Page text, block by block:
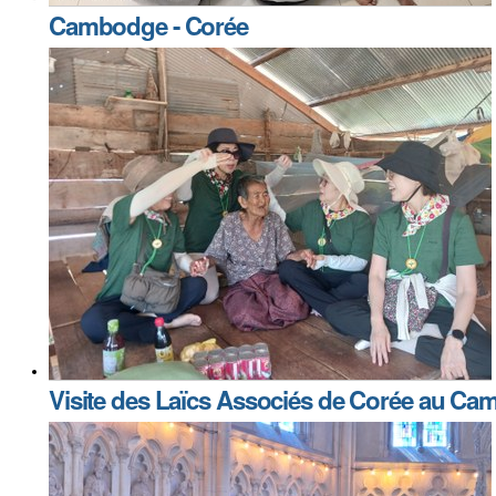
Cambodge - Corée
Visite des Laïcs Associés de Corée au